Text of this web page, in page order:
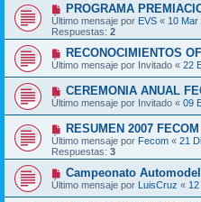
PROGRAMA
Último mensaje por EVS « 10 Mar
Respuestas: 2
RECONOCIMIENTOS
Último mensaje por Invitado « 22
CEREMONIA ANUAL
Último mensaje por Invitado « 09
RESUMEN 2007 FECOM
Último mensaje por Fecom « 21
Respuestas: 3
Campeonato
Último mensaje por LuisCruz «